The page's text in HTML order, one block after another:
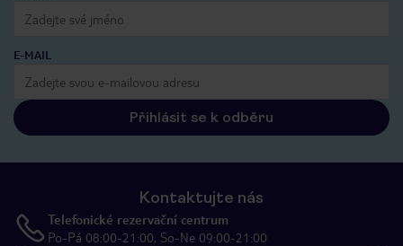
E-MAIL
Přihlásit se k odběru
Kontaktujte nás
Telefonické rezervační centrum
Po-Pá 08:00-21:00, So-Ne 09:00-21:00